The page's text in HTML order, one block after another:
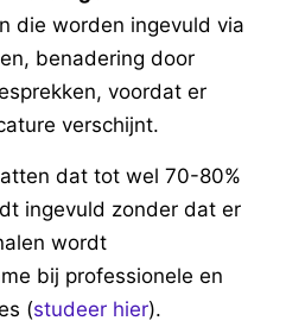
die worden ingevuld via
benadering door
voordat er
verschijnt.
dat tot wel 70-80%
ingevuld zonder dat er
wordt
bij professionele en
(studeer hier).